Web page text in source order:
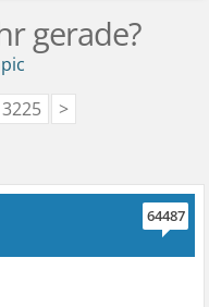
gerade?
3225 >
64487